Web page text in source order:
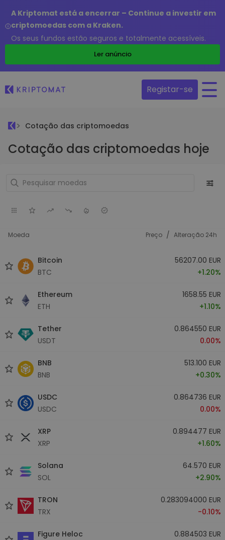
A Kriptomat está a encerrar – Continue a investir em
criptomoedas com a Kraken.
Os seus fundos estão seguros e totalmente acessíveis.
Ler anúncio
Registar-se
Cotação das criptomoedas
Cotação das criptomoedas hoje
Moeda Preço / Alteração 24h
Bitcoin
BTC
56207.00 EUR
+1.20%
Ethereum
ETH
1658.55 EUR
+1.10%
Tether
USDT
0.864550 EUR
0.00%
BNB
BNB
513.100 EUR
+0.30%
USDC
USDC
0.864736 EUR
0.00%
XRP
XRP
0.894477 EUR
+1.60%
Solana
SOL
64.570 EUR
+2.90%
TRON
TRX
0.283094000 EUR
-0.10%
Figure Heloc
0.884503 EUR